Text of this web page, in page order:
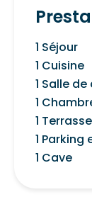
1 Séjour
1 Cuisine
1 Salle
1
1 Terrasse
1 Parking
1 Cave